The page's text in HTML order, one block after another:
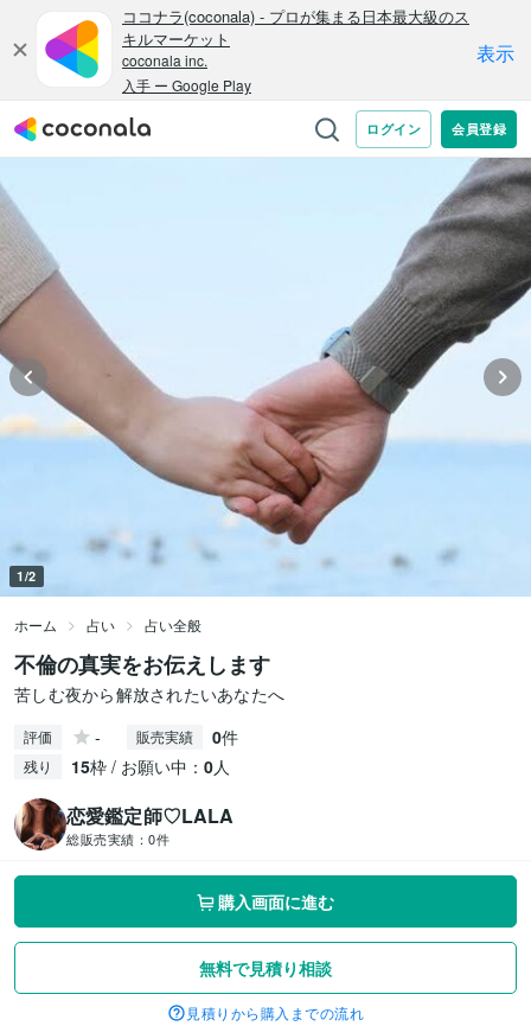
1/2
ホーム 占い 占い全般
不倫の真実をお伝えします
苦しむ夜から解放されたいあなたへ
評価 - 販売実績 0件
残り 15枠 / お願い中： 0人
恋愛鑑定師♡LALA
総販売実績： 0件
購入画面に進む
無料で見積り相談
見積りから購入までの流れ